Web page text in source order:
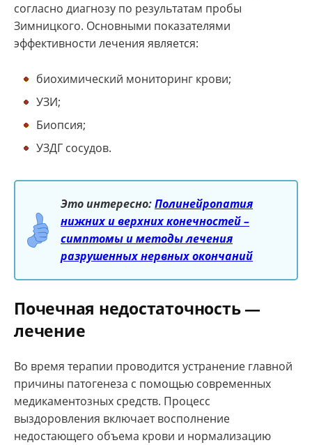
согласно диагнозу по результатам пробы
Зимницкого. Основными показателями
эффективности лечения является:
биохимический мониторинг крови;
УЗИ;
Биопсия;
УЗДГ сосудов.
Это интересно:Полинейропатия
нижних и верхних конечностей –
симптомы и методы лечения
разрушенных нервных окончаний
Почечная недостаточность —
лечение
Во время терапии проводится устранение главной
причины патогенеза с помощью современных
медикаментозных средств. Процесс
выздоровления включает восполнение
недостающего объема крови и нормализацию